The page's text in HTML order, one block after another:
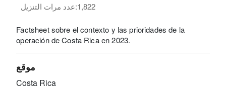
عدد مرات التنزيل:1,822
Factsheet sobre el contexto y las prioridades de la
operación de Costa Rica en 2023.
موقع
Costa Rica